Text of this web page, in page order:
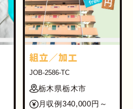
組立／加工
JOB-2586-TC
栃木県栃木市
月収例340,000円～